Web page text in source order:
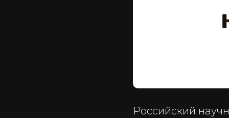
Российский